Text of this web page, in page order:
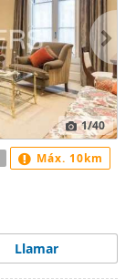
1/40
Llamar
Máx. 10km